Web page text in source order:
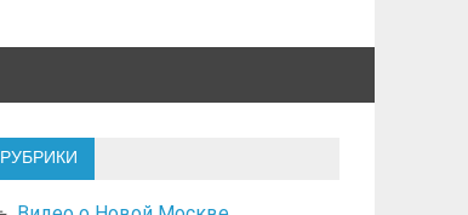
РУБРИКИ